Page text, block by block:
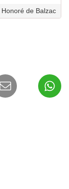
Honoré de Balzac